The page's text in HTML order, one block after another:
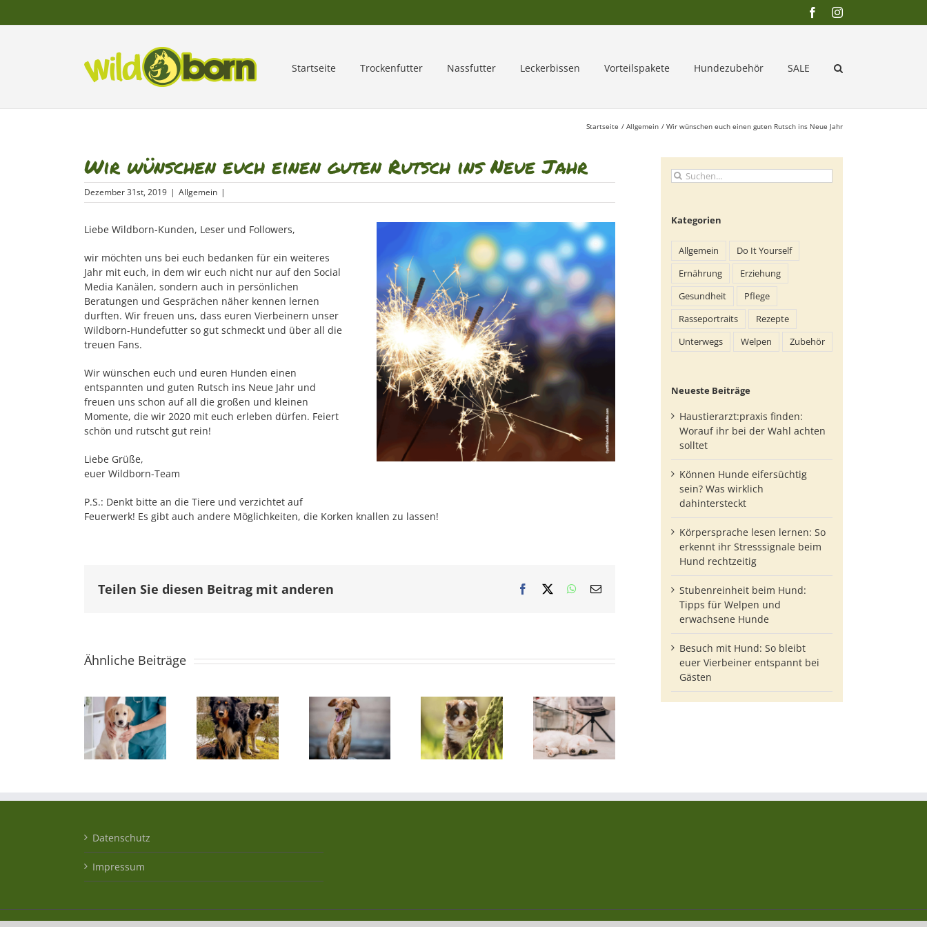
FacebookInstagram
Startseite Trockenfutter Nassfutter Leckerbissen Vorteilspakete Hundezubehör SALE
Startseite Allgemein Wir wünschen euch einen guten Rutsch ins Neue Jahr
Wir wünschen euch einen guten Rutsch ins Neue Jahr
Dezember 31st, 2019 | Allgemein |
Liebe Wildborn-Kunden, Leser und Followers,
wir möchten uns bei euch bedanken für ein weiteres
Jahr mit euch, in dem wir euch nicht nur auf den Social
Media Kanälen, sondern auch in persönlichen
Beratungen und Gesprächen näher kennen lernen
durften. Wir freuen uns, dass euren Vierbeinern unser
Wildborn-Hundefutter so gut schmeckt und über all die
treuen Fans.
Wir wünschen euch und euren Hunden einen
entspannten und guten Rutsch ins Neue Jahr und
freuen uns schon auf all die großen und kleinen
Momente, die wir 2020 mit euch erleben dürfen. Feiert
schön und rutscht gut rein!
Liebe Grüße,
euer Wildborn-Team
P.S.: Denkt bitte an die Tiere und verzichtet auf
Feuerwerk! Es gibt auch andere Möglichkeiten, die Korken knallen zu lassen!
Teilen Sie diesen Beitrag mit anderen Facebook WhatsApp
E-
Ähnliche Beiträge
Suche
Kategorien
Allgemein
Do It Yourself
Ernährung
Erziehung
Gesundheit
Pflege
Rasseportraits
Rezepte
Unterwegs
Welpen Zubehör
Neueste Beiträge
Haustierarzt:praxis finden:
Worauf ihr bei der Wahl achten
solltet
Können Hunde eifersüchtig
sein? Was wirklich
dahintersteckt
Körpersprache lesen lernen: So
erkennt ihr Stresssignale beim
Hund rechtzeitig
Stubenreinheit beim Hund:
Tipps für Welpen und
erwachsene Hunde
Besuch mit Hund: So bleibt
euer Vierbeiner entspannt bei
Gästen
Datenschutz
Impressum